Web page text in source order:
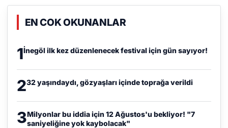
EN COK OKUNANLAR
1İnegöl ilk kez düzenlenecek festival için gün sayıyor!
232 yaşındaydı, gözyaşları içinde toprağa verildi
3Milyonlar bu iddia için 12 Ağustos'u bekliyor! "7
saniyeliğine yok kaybolacak"